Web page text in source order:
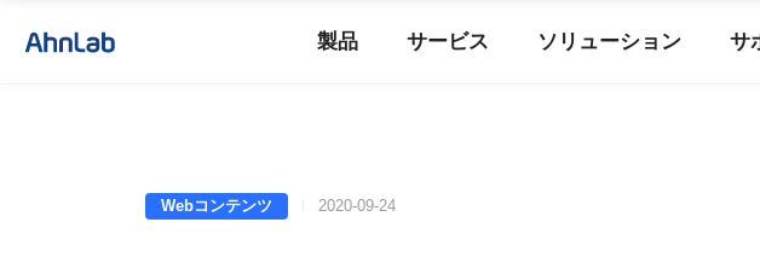
製品 サービス ソリューション サ
Webコンテンツ 2020-09-24